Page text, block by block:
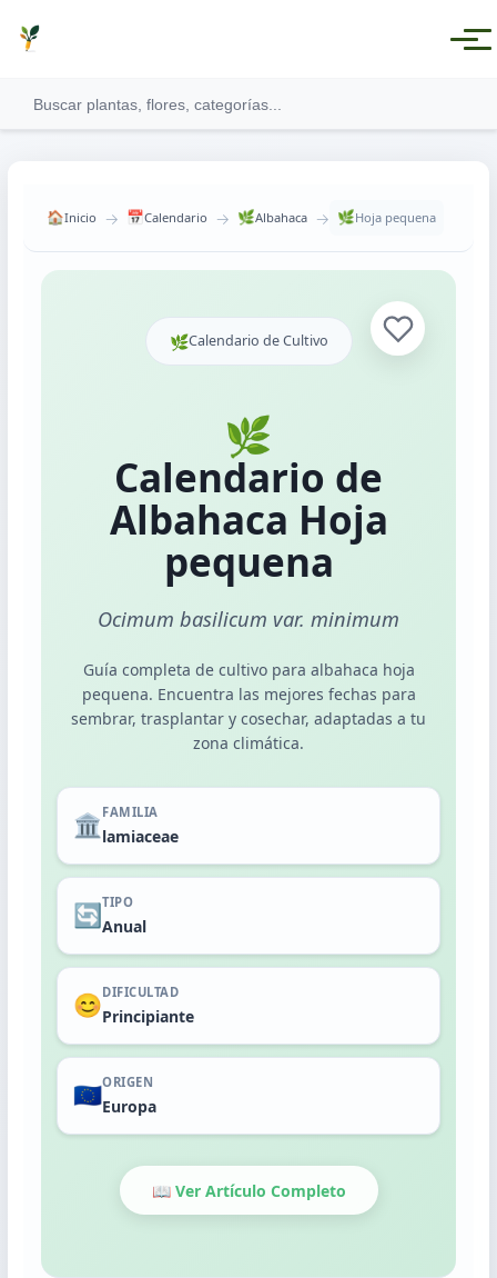
Plantas de Interior
Dashboard Calendario
POR MES
Diciembre
Enero
Febrero
POR ACTIVIDAD
Siembra
Trasplante
Cosecha
🏠Inicio → 📅Calendario → 🌿Albahaca → 🌿Hoja pequena
🌿Calendario de Cultivo
🌿
Calendario de
Albahaca Hoja
pequena
Ocimum basilicum var. minimum
Guía completa de cultivo para albahaca hoja
pequena. Encuentra las mejores fechas para
sembrar, trasplantar y cosechar, adaptadas a tu
zona climática.
🏛️ FAMILIA
lamiaceae
🔄 TIPO
Anual
😊DIFICULTAD
Principiante
🇪🇺ORIGEN
Europa
📖 Ver Artículo Completo